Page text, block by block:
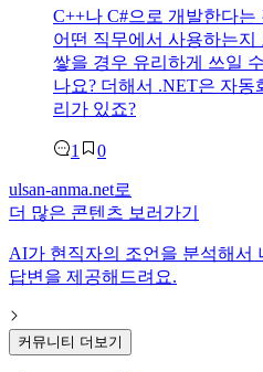
C++나 C#으로 개발한다
어떤 직무에서 사용하는
쌓을 경우 유리하게 쓰일
나요? 더해서 .NET은 자동
리가 있죠?
1 0
ulsan-anma.net로
더 많은 콘텐츠 보러가기
AI가 현직자의 조언을 분석해서
답변을 제공해드려요.
커뮤니티 더보기